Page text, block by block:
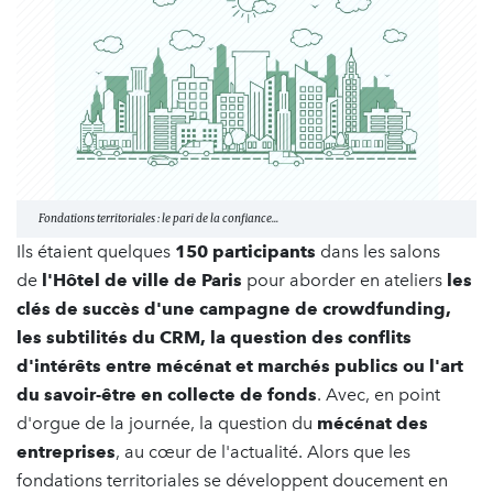
Fondations territoriales : le pari de la confiance...
Ils étaient quelques 150 participants dans les salons
de l'Hôtel de ville de Paris pour aborder en ateliers les
clés de succès d'une campagne de crowdfunding,
les subtilités du CRM, la question des conflits
d'intérêts entre mécénat et marchés publics ou l'art
du savoir-être en collecte de fonds. Avec, en point
d'orgue de la journée, la question du mécénat des
entreprises, au cœur de l'actualité. Alors que les
fondations territoriales se développent doucement en